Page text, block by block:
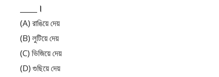
_____।
(A) রাঙিয়ে দেয়
(B) লুটিয়ে দেয়
(C) ভিজিয়ে দেয়
(D) গুছিয়ে দেয়